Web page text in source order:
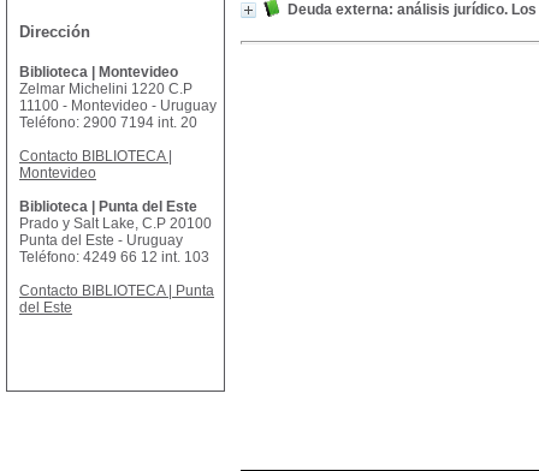
Deuda externa: análisis jurídico.
Dirección
Biblioteca | Montevideo
Zelmar Michelini 1220 C.P
11100 - Montevideo - Uruguay
Teléfono: 2900 7194 int. 20
Contacto BIBLIOTECA |
Montevideo
Biblioteca | Punta del Este
Prado y Salt Lake, C.P 20100
Punta del Este - Uruguay
Teléfono: 4249 66 12 int. 103
Contacto BIBLIOTECA | Punta
del Este